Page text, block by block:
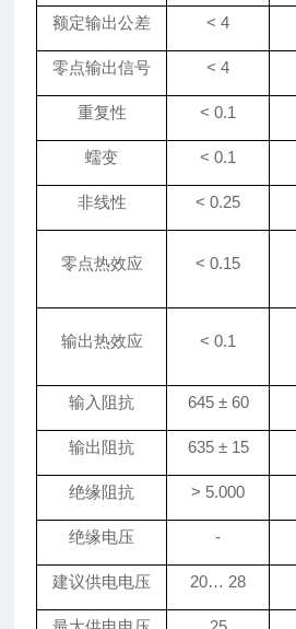
额定输出公差 <4
零点输出信号 <4
重复性 < 0.1
蠕变 < 0.1
非线性 < 0.25
零点热效应 < 0.15
输出热效应 < 0.1
输入阻抗 645 ±60
输出阻抗 635 ±15
绝缘阻抗 > 5.000
绝缘电压 -
建议供电电压 20… 28